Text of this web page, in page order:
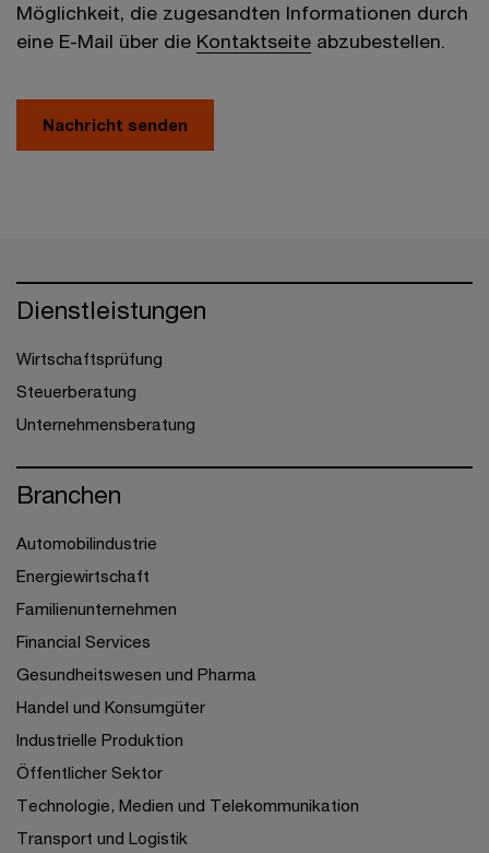
Möglichkeit, die zugesandten Informationen durch
eine E-Mail über die Kontaktseite abzubestellen.
Nachricht senden
Dienstleistungen
Wirtschaftsprüfung
Steuerberatung
Unternehmensberatung
Branchen
Automobilindustrie
Energiewirtschaft
Familienunternehmen
Financial Services
Gesundheitswesen und Pharma
Handel und Konsumgüter
Industrielle Produktion
Öffentlicher Sektor
Technologie, Medien und Telekommunikation
Transport und Logistik